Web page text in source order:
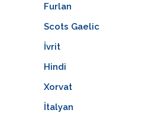
Furlan
Scots Gaelic
İvrit
Hindi
Xorvat
İtalyan